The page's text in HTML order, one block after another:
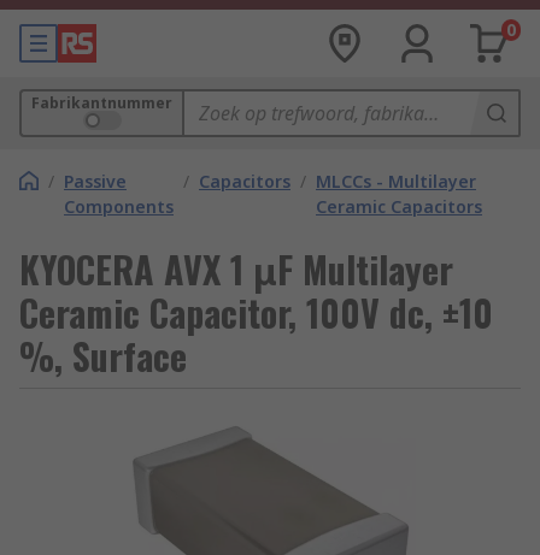
0
Fabrikantnummer
/ Passive
Components
/ Capacitors / MLCCs - Multilayer
Ceramic Capacitors
KYOCERA AVX 1 μF Multilayer
Ceramic Capacitor, 100V dc, ±10
%, Surface